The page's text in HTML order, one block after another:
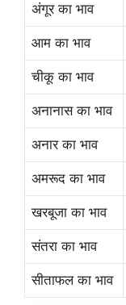
अंगूर का भाव
आम का भाव
चीकू का भाव
अनानास का भाव
अनार का भाव
अमरूद का भाव
खरबूजा का भाव
संतरा का भाव
सीताफल का भाव